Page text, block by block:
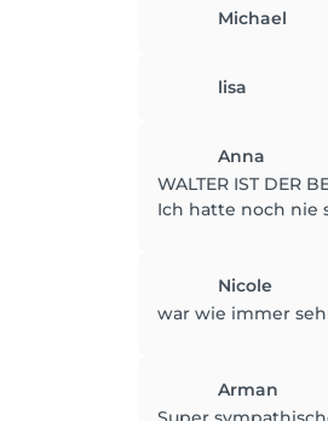
Michael
lisa
Anna
WALTER IST DER
Ich hatte noch nie
Nicole
war wie immer
Arman